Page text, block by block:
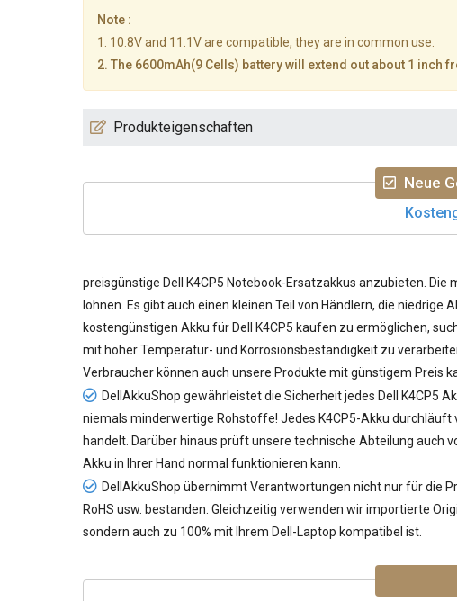
Note :
1. 10.8V and 11.1V are compatible, they are in common use.
2. The 6600mAh(9 Cells) battery will extend out about 1
Produkteigenschaften
Neue
preisgünstige Dell K4CP5 Notebook-Ersatzakkus anzubieten. Die
lohnen. Es gibt auch einen kleinen Teil von Händlern, die
kostengünstigen Akku für Dell K4CP5 kaufen zu ermöglichen,
mit hoher Temperatur- und Korrosionsbeständigkeit zu
Verbraucher können auch unsere Produkte mit günstigem Preis
DellAkkuShop gewährleistet die Sicherheit jedes Dell K4CP5
niemals minderwertige Rohstoffe! Jedes K4CP5-Akku
handelt. Darüber hinaus prüft unsere technische Abteilung auch
Akku in Ihrer Hand normal funktionieren kann.
DellAkkuShop übernimmt Verantwortungen nicht nur für die
RoHS usw. bestanden. Gleichzeitig verwenden wir importierte
sondern auch zu 100% mit Ihrem Dell-Laptop kompatibel ist.